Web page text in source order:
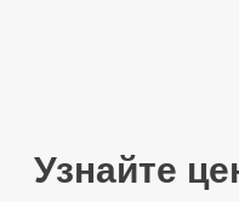
Узнайте